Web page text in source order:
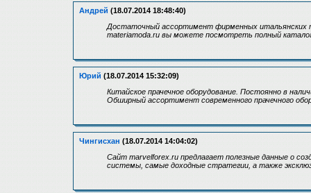
Андрей (18.07.2014 18:48:40)
Достаточный ассортимент фирменных итальянских
materiamoda.ru вы можете посмотреть полный
Юрий (18.07.2014 15:32:09)
Китайское прачечное оборудование. Постоянно в
Обширный ассортимент современного прачечного
Чингисхан (18.07.2014 14:04:02)
Сайт marvelforex.ru предлагает полезные данные о
системы, самые доходные стратегии, а также